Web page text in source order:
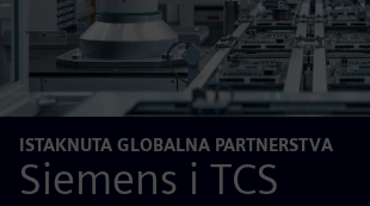
ISTAKNUTA GLOBALNA PARTNERSTVA
Siemens i TCS